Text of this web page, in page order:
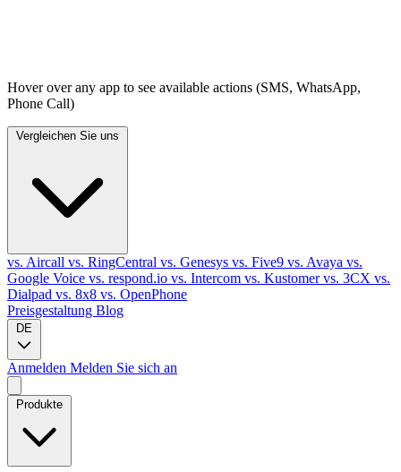
Hover over any app to see available actions (SMS, WhatsApp,
Phone Call)
vs. Aircall vs. RingCentral vs. Genesys vs. Five9 vs. Avaya vs.
Google Voice vs. respond.io vs. Intercom vs. Kustomervs. 3CX vs.
Dialpad vs. 8x8 vs. OpenPhone
Preisgestaltung Blog
DE
Anmelden Melden Sie sich an
Produkte